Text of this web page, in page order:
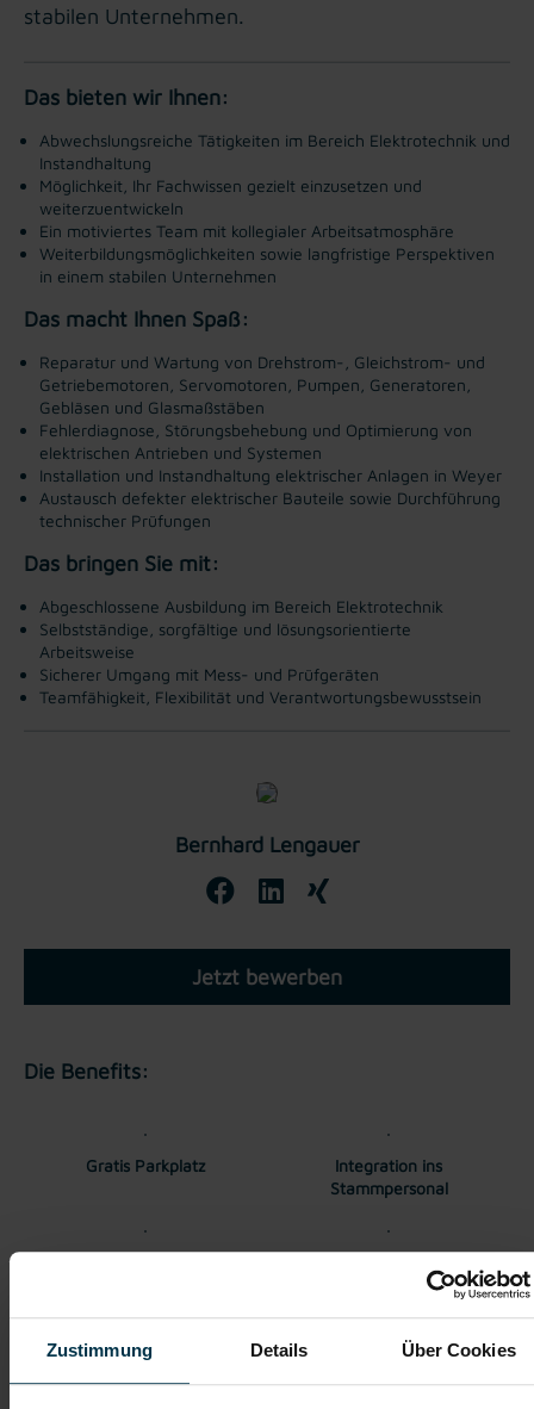
Zustimmung Details Über Cookies
stabilen Unternehmen.
Das bieten wir Ihnen:
Abwechslungsreiche Tätigkeiten im Bereich Elektrotechnik und
Instandhaltung
Möglichkeit, Ihr Fachwissen gezielt einzusetzen und
weiterzuentwickeln
Ein motiviertes Team mit kollegialer Arbeitsatmosphäre
Weiterbildungsmöglichkeiten sowie langfristige Perspektiven
in einem stabilen Unternehmen
Das macht Ihnen Spaß:
Reparatur und Wartung von Drehstrom-, Gleichstrom- und
Getriebemotoren, Servomotoren, Pumpen, Generatoren,
Gebläsen und Glasmaßstäben
Fehlerdiagnose, Störungsbehebung und Optimierung von
elektrischen Antrieben und Systemen
Installation und Instandhaltung elektrischer Anlagen in Weyer
Austausch defekter elektrischer Bauteile sowie Durchführung
technischer Prüfungen
Das bringen Sie mit:
Abgeschlossene Ausbildung im Bereich Elektrotechnik
Selbstständige, sorgfältige und lösungsorientierte
Arbeitsweise
Sicherer Umgang mit Mess- und Prüfgeräten
Teamfähigkeit, Flexibilität und Verantwortungsbewusstsein
Bernhard Lengauer
Jetzt bewerben
Die Benefits:
Gratis Parkplatz
Integration ins
Stammpersonal
Vollzeitarbeitsplatz Sicherer Arbeitsplatz